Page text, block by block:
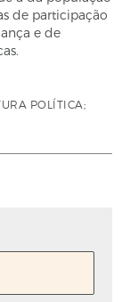
de participação
e de
POLÍTICA;